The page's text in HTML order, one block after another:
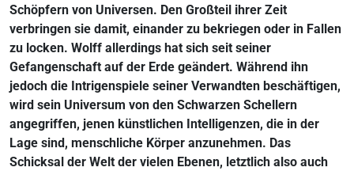
Schöpfern von Universen. Den Großteil ihrer Zeit
verbringen sie damit, einander zu bekriegen oder in Fallen
zu locken. Wolff allerdings hat sich seit seiner
Gefangenschaft auf der Erde geändert. Während ihn
jedoch die Intrigenspiele seiner Verwandten beschäftigen,
wird sein Universum von den Schwarzen Schellern
angegriffen, jenen künstlichen Intelligenzen, die in der
Lage sind, menschliche Körper anzunehmen. Das
Schicksal der Welt der vielen Ebenen, letztlich also auch